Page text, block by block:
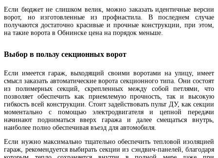
Если бюджет не слишком велик, можно заказать идентичные версии
ворот, но изготовленные из профнастила. В последнем случае
получаются достаточно красивые и прочные конструкции, при этом,
на такие ворота в Обнинске цена на порядок меньше.
Выбор в пользу секционных ворот
Если имеется гараж, выходящий своими воротами на улицу, имеет
смысл заказать автоматические ворота секционного типа. Они состоят
из полимерных секций, скрепленных между собой петлями, что
позволяет обеспечить как приемлемую прочность, так и высокую
гибкость всей конструкции. Стоит задействовать пульт ДУ, как секции
моментально с помощью электродвигателя и цепной передачи
начинают подниматься вверх гаража и далее смещаться внутрь,
наиболее полно обеспечивая въезд для автомобиля.
Если нужно максимально тщательно обеспечить тепловой изоляцией
гараж, рекомендуется выбирать секции из сэндвич-панелей, благодаря